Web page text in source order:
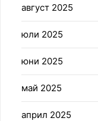
август 2025
юли 2025
юни 2025
май 2025
април 2025